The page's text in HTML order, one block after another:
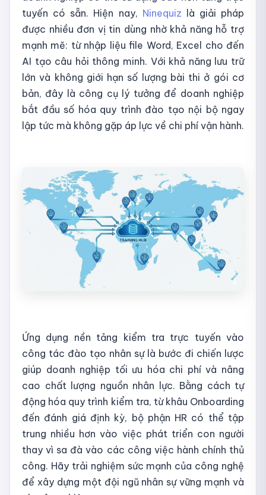
tuyến có sẵn. Hiện nay, Ninequiz là giải pháp
được nhiều đơn vị tin dùng nhờ khả năng hỗ trợ
mạnh mẽ: từ nhập liệu file Word, Excel cho đến
AI tạo câu hỏi thông minh. Với khả năng lưu trữ
lớn và không giới hạn số lượng bài thi ở gói cơ
bản, đây là công cụ lý tưởng để doanh nghiệp
bắt đầu số hóa quy trình đào tạo nội bộ ngay
lập tức mà không gặp áp lực về chi phí vận hành.
Ứng dụng nền tảng kiểm tra trực tuyến vào
công tác đào tạo nhân sự là bước đi chiến lược
giúp doanh nghiệp tối ưu hóa chi phí và nâng
cao chất lượng nguồn nhân lực. Bằng cách tự
động hóa quy trình kiểm tra, từ khâu Onboarding
đến đánh giá định kỳ, bộ phận HR có thể tập
trung nhiều hơn vào việc phát triển con người
thay vì sa đà vào các công việc hành chính thủ
công. Hãy trải nghiệm sức mạnh của công nghệ
để xây dựng một đội ngũ nhân sự vững mạnh và